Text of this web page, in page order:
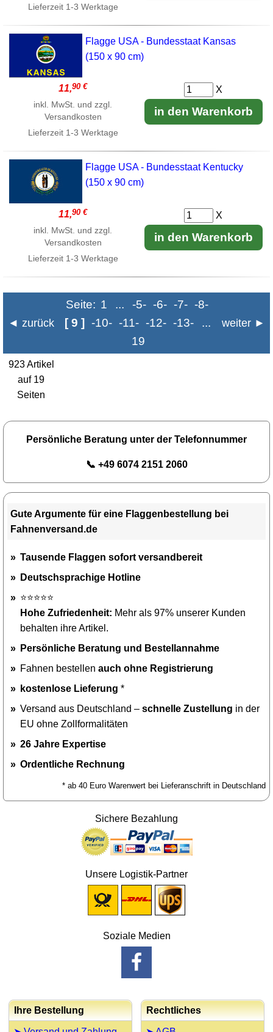
Lieferzeit 1-3 Werktage
Flagge USA - Bundesstaat Kansas
(150 x 90 cm)
11,90 €
inkl. MwSt. und zzgl.
Versandkosten
Lieferzeit 1-3 Werktage
X
in den Warenkorb
Flagge USA - Bundesstaat Kentucky
(150 x 90 cm)
11,90 €
inkl. MwSt. und zzgl.
Versandkosten
Lieferzeit 1-3 Werktage
X
in den Warenkorb
◄ zurück
Seite: 1 ... -5- -6- -7- -8-
[ 9 ]
-10- -11- -12- -13-
...
19
weiter ►
923 Artikel
auf 19
Seiten
Persönliche Beratung unter der Telefonnummer
📞 +49 6074 2151 2060
Gute Argumente für eine Flaggenbestellung bei
Fahnenversand.de
Tausende Flaggen sofort versandbereit
Deutschsprachige Hotline
⭐⭐⭐⭐⭐
Hohe Zufriedenheit: Mehr als 97% unserer Kunden
behalten ihre Artikel.
Persönliche Beratung und Bestellannahme
Fahnen bestellen auch ohne Registrierung
kostenlose Lieferung *
Versand aus Deutschland – schnelle Zustellung in der
EU ohne Zollformalitäten
26 Jahre Expertise
Ordentliche Rechnung
* ab 40 Euro Warenwert bei Lieferanschrift in Deutschland
Sichere Bezahlung
Unsere Logistik-Partner
Soziale Medien
Ihre Bestellung Rechtliches